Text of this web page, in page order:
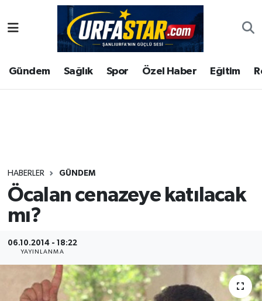
Gündem Sağlık Spor Özel Haber Eğitim
HABERLER GÜNDEM
Öcalan cenazeye katılacak
mı?
06.10.2014 - 18:22
YAYINLANMA
ASAYİS
ÇEVRE
Gündem
Kültür
Magazin
Şanlıurfa Nöbetçi Eczaneler
Şanlıurfa Hava Durumu
Tüm Manşetler
Son Dakika Haberleri
Haber Arşivi